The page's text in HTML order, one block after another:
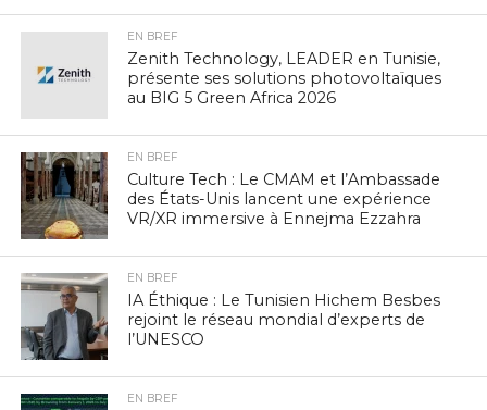
EN BREF
Zenith Technology, LEADER en Tunisie,
présente ses solutions photovoltaïques
au BIG 5 Green Africa 2026
EN BREF
Culture Tech : Le CMAM et l’Ambassade
des États-Unis lancent une expérience
VR/XR immersive à Ennejma Ezzahra
EN BREF
IA Éthique : Le Tunisien Hichem Besbes
rejoint le réseau mondial d’experts de
l’UNESCO
EN BREF